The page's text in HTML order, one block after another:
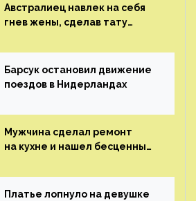
Австралиец навлек на себя
гнев жены, сделав тату
Барсук остановил движение
поездов в Нидерландах
Мужчина сделал ремонт
на кухне и нашел бесценные
Платье лопнуло на девушке